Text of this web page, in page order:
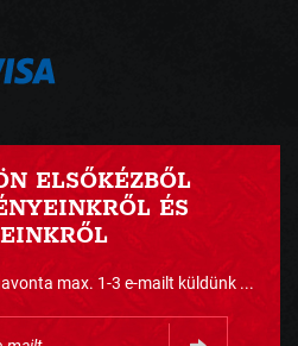
ELSŐKÉZBŐL
ÉS
max. 1-3 e-mailt küldünk ...